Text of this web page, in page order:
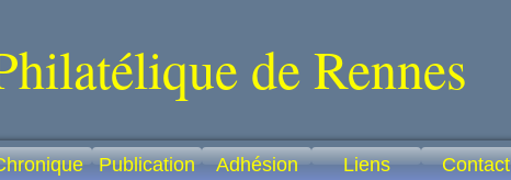
Adhésion
Publication Liens
de Rennes
Contact